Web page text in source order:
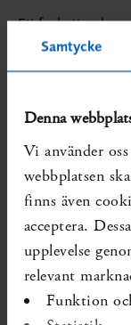
Samtycke
Denna
Vi använder
webbplatsen
finns även
acceptera.
upplevelse
relevant
Funktion
Ett fackuttryck
depression, som
får tillbaka en
4. Vad är det
depression?
Att känna sig
eller
Sverige. Många
kan ha utlösts
kallas